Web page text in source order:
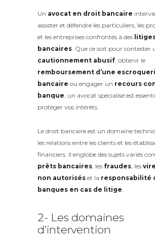
Un avocat en droit bancaire
assister et défendre les particuliers, les
et les entreprises confrontés à des
bancaires . Que ce soit pour contester
cautionnement abusif , obtenir le
remboursement d’une
bancaire ou engager un recours
banque , un avocat spécialisé est
protéger vos intérêts.
Le droit bancaire est un domaine
les relations entre les clients et les
financiers. Il englobe des sujets variés
prêts bancaires , les fraudes , les
non autorisés et la responsabilité
banques en cas de litige
2- Les domaines
d’intervention